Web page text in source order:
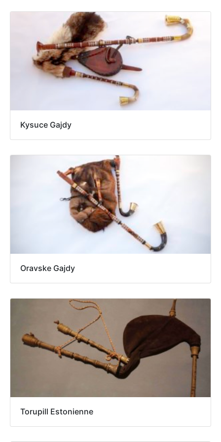
Kysuce Gajdy
Oravske Gajdy
Torupill Estonienne